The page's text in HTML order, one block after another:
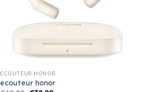
ECOUTEUR HONOR
ecouteur honor